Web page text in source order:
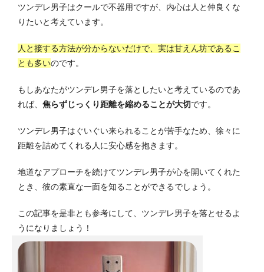
ツンデレ男子はクールで不器用ですが、内心は人と仲良くな
りたいと考えています。
人と接する方法が分からないだけで、実は甘えん坊であるこ
とも多いのです。
もしあなたがツンデレ男子を落としたいと考えているのであ
れば、 焦らずじっくり距離を縮めることが大切です。
ツンデレ男子はぐいぐい来られることが苦手なため、徐々に
距離を詰めてくれる人に安心感を抱きます。
地道なアプローチを続けてツンデレ男子が心を開いてくれた
とき、彼の素直な一面を知ることができるでしょう。
この記事を是非とも参考にして、ツンデレ男子を落とせるよ
うになりましょう！